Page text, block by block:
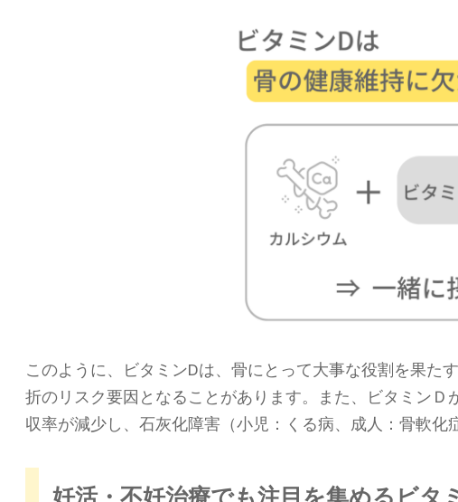
このように、ビタミンDは、骨にとって大事な役割を果た
折のリスク要因となることがあります。また、ビタミン
収率が減少し、石灰化障害（小児：くる病、成人：骨軟化